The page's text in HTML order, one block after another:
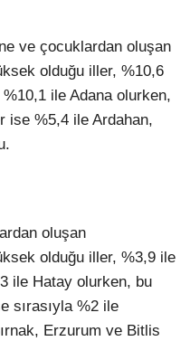
ve çocuklardan oluşan
olduğu iller, %10,6
ile Adana olurken,
ise %5,4 ile Ardahan,
oluşan
olduğu iller, %3,9 ile
ile Hatay olurken, bu
sırasıyla %2 ile
Erzurum ve Bitlis